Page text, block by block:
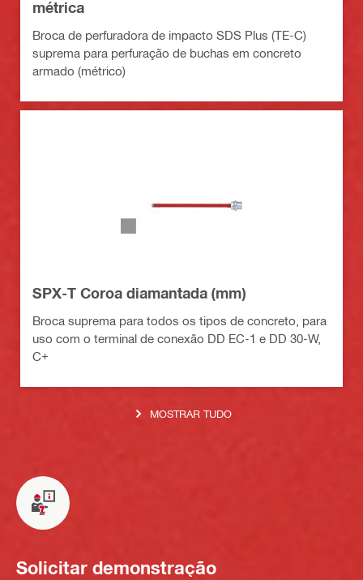
métrica
Broca de perfuradora de impacto SDS Plus (TE-C)
suprema para perfuração de buchas em concreto
armado (métrico)
SPX-T Coroa diamantada (mm)
Broca suprema para todos os tipos de concreto, para
uso com o terminal de conexão DD EC-1 e DD 30-W,
C+
MOSTRAR TUDO
Solicitar demonstração